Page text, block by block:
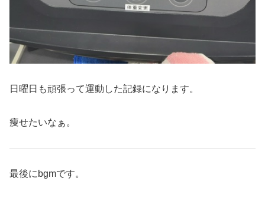
日曜日も頑張って運動した記録になります。
痩せたいなぁ。
最後にbgmです。